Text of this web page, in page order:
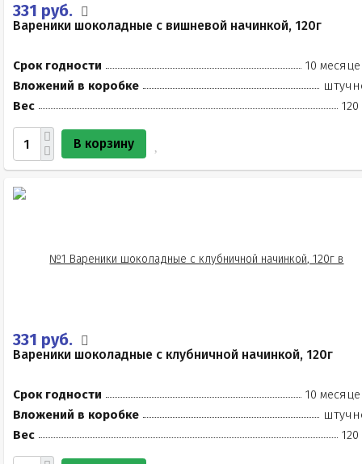
331 руб.
Вареники шоколадные с вишневой начинкой, 120г
Срок годности
10
Вложений в коробке
Вес
120
В корзину
331 руб.
Вареники шоколадные с клубничной начинкой, 120г
Срок годности
10
Вложений в коробке
Вес
120